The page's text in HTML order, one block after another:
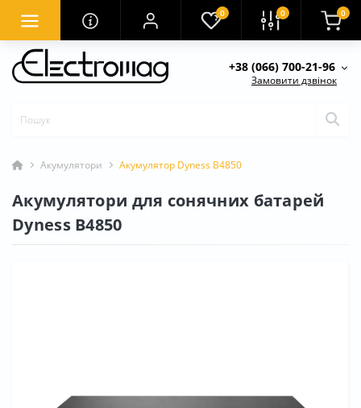
0 0 0
+38 (066) 700-21-96
Замовити дзвінок
Акумулятори Акумулятор Dyness B4850
Акумулятори для сонячних батарей
Dyness B4850